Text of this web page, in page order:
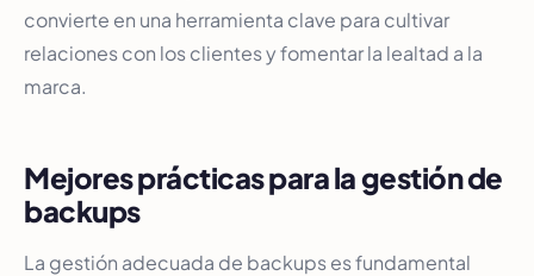
convierte en una herramienta clave para cultivar
relaciones con los clientes y fomentar la lealtad a la
marca.
Mejores prácticas para la gestión de
backups
La gestión adecuada de backups es fundamental